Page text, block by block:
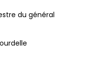
du général